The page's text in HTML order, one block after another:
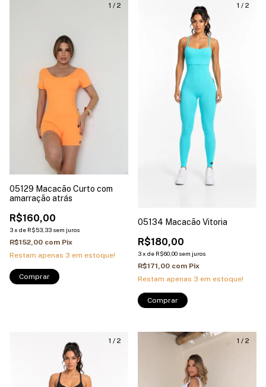
1 / 2
05129 Macacão Curto com
amarração atrás
R$160,00
3x de R$53,33 sem juros
R$152,00 com Pix
Restam apenas 3 em estoque!
Comprar
1 / 2
05134 Macacão Vitoria
R$180,00
3x de R$60,00 sem juros
R$171,00 com Pix
Restam apenas 3 em estoque!
1 / 2 1 / 2